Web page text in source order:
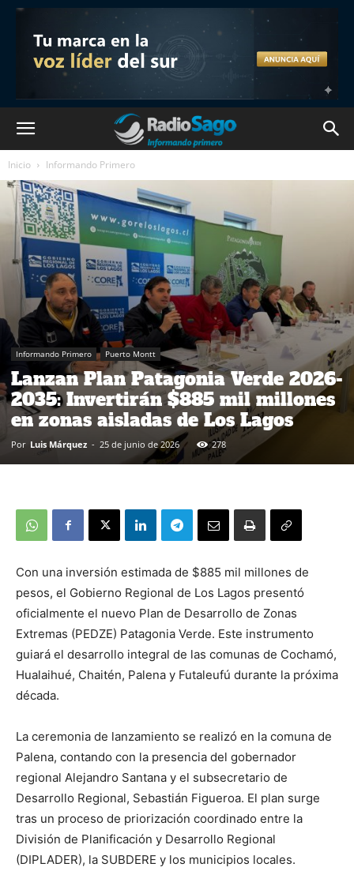
Inicio Informando Primero
Informando Primero Puerto Montt
Lanzan Plan Patagonia Verde 2026-
2035: Invertirán $885 mil millones
en zonas aisladas de Los Lagos
Por Luis Márquez - 25 de junio de 2026 278
Con una inversión estimada de $885 mil millones de
pesos, el Gobierno Regional de Los Lagos presentó
oficialmente el nuevo Plan de Desarrollo de Zonas
Extremas (PEDZE) Patagonia Verde. Este instrumento
guiará el desarrollo integral de las comunas de Cochamó,
Hualaihué, Chaitén, Palena y Futaleufú durante la próxima
década.
La ceremonia de lanzamiento se realizó en la comuna de
Palena, contando con la presencia del gobernador
regional Alejandro Santana y el subsecretario de
Desarrollo Regional, Sebastián Figueroa. El plan surge
tras un proceso de priorización coordinado entre la
División de Planificación y Desarrollo Regional
(DIPLADER), la SUBDERE y los municipios locales.